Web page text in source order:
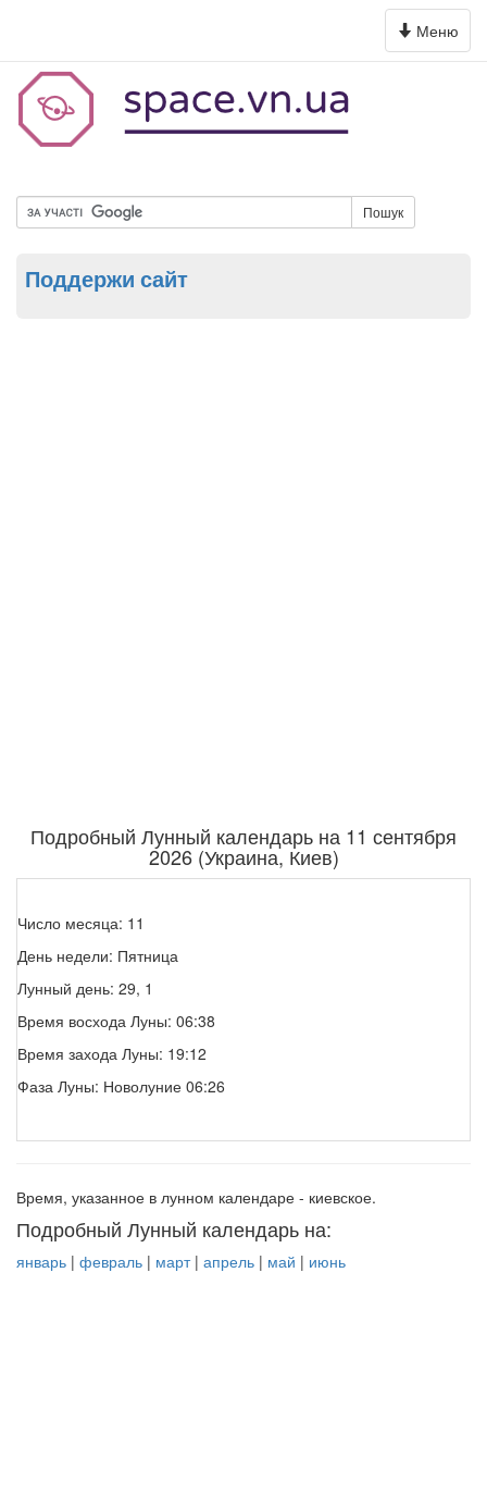
Toggle
navigation
Меню
Пошук
Поддержи сайт
Подробный Лунный календарь на 11 сентября
2026 (Украина, Киев)
Число месяца: 11
День недели: Пятница
Лунный день: 29, 1
Время восхода Луны: 06:38
Время захода Луны: 19:12
Фаза Луны: Новолуние 06:26
Время, указанное в лунном календаре - киевское.
Подробный Лунный календарь на:
январь | февраль | март| апрель | май | июнь